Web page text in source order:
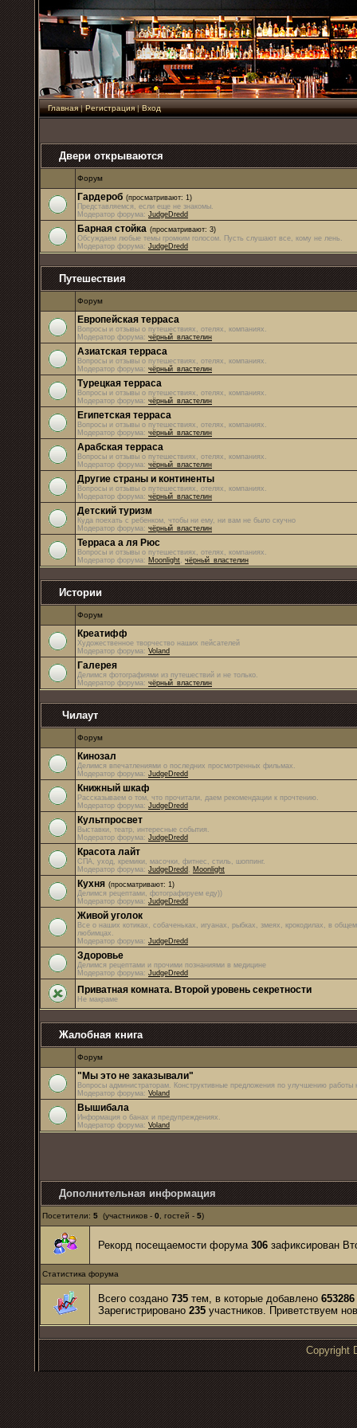
Главная|Регистрация|Вход
Двери открываются
Форум
Гардероб (просматривают: 1)
Представляемся, если еще не знакомы.
Модератор форума: JudgeDredd
Барная стойка (просматривают: 3)
Обсуждаем любые темы громким голосом. Пусть слушают все, кому не лень.
Модератор форума: JudgeDredd
Путешествия
Форум
Европейская терраса
Вопросы и отзывы о путешествиях, отелях, компаниях.
Модератор форума: чёрный_властелин
Азиатская терраса
Вопросы и отзывы о путешествиях, отелях, компаниях.
Модератор форума: чёрный_властелин
Турецкая терраса
Вопросы и отзывы о путешествиях, отелях, компаниях.
Модератор форума: чёрный_властелин
Египетская терраса
Вопросы и отзывы о путешествиях, отелях, компаниях.
Модератор форума: чёрный_властелин
Арабская терраса
Вопросы и отзывы о путешествиях, отелях, компаниях.
Модератор форума: чёрный_властелин
Другие страны и континенты
Вопросы и отзывы о путешествиях, отелях, компаниях.
Модератор форума: чёрный_властелин
Детский туризм
Куда поехать с ребенком, чтобы ни ему, ни вам не было скучно
Модератор форума: чёрный_властелин
Терраса а ля Рюс
Вопросы и отзывы о путешествиях, отелях, компаниях.
Модератор форума: Moonlight, чёрный_властелин
Истории
Форум
Креатифф
Художественное творчество наших пейсателей
Модератор форума: Voland
Галерея
Делимся фотографиями из путешествий и не только.
Модератор форума: чёрный_властелин
Чилаут
Форум
Кинозал
Делимся впечатлениями о последних просмотренных фильмах.
Модератор форума: JudgeDredd
Книжный шкаф
Рассказываем о том, что прочитали, даем рекомендации к прочтению.
Модератор форума: JudgeDredd
Культпросвет
Выставки, театр, интересные события.
Модератор форума: JudgeDredd
Красота лайт
СПА, уход, кремики, масочки, фитнес, стиль, шоппинг.
Модератор форума: JudgeDredd , Moonlight
Кухня (просматривают: 1)
Делимся рецептами, фотографируем еду))
Модератор форума: JudgeDredd
Живой уголок
Все о наших котиках, собаченьках, игуанах, рыбках, змеях, крокодилах, в
любимцах.
Модератор форума: JudgeDredd
Здоровье
Делимся рецептами и прочими познаниями в медицине
Модератор форума: JudgeDredd
Приватная комната. Второй уровень секретности
Не макраме
Жалобная книга
Форум
"Мы это не заказывали"
Вопросы администраторам. Конструктивные предложения по улучшению работы
Модератор форума: Voland
Вышибала
Информация о банах и предупреждениях.
Модератор форума: Voland
Дополнительная информация
Посетители: 5 (участников - 0 , гостей - 5)
Рекорд посещаемости форума 306 зафиксирован
Статистика форума
Всего создано 735 тем, в которые добавлено 653286
Зарегистрировано 235 участников. Приветствуем
Copyright